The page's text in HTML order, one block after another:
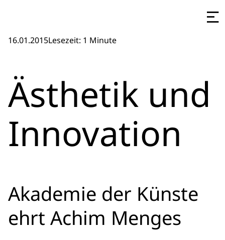
16.01.2015Lesezeit: 1 Minute
Ästhetik und
Innovation
Akademie der Künste
ehrt Achim Menges